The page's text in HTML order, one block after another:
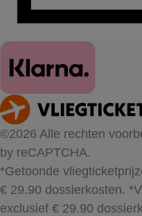
©2026 Alle rechten
by reCAPTCHA.
*Getoonde
€ 29.90 dossierkosten.
exclusief € 29.90